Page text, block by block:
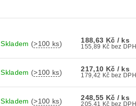
Skladem (>100 ks) 188,63 Kč / ks
155,89 Kč bez DPH
Skladem (>100 ks) 217,10 Kč / ks
179,42 Kč bez DPH
Skladem (>100 ks) 248,55 Kč / ks
205,41 Kč bez DPH